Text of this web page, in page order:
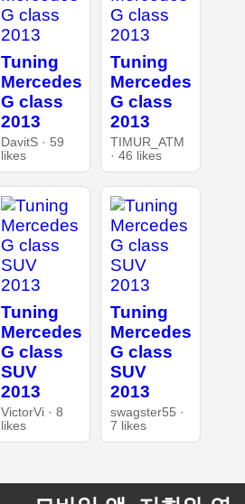
Tuning
Mercedes
G class
2013
DavitS · 59
likes
Tuning
Mercedes
G class
2013
TIMUR_ATM
· 46 likes
Tuning
Mercedes
G class
SUV
2013
VictorVi · 8
likes
Tuning
Mercedes
G class
SUV
2013
swagster55 ·
7 likes